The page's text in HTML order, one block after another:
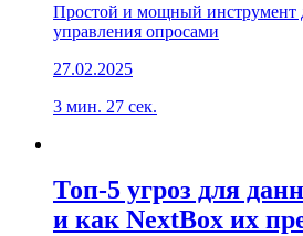
Простой и мощный инструмент
управления опросами
27.02.2025
3 мин. 27 сек.
Топ-5 угроз для
и как NextBox их